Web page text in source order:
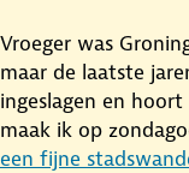
Vroeger was
maar de laatste
ingeslagen en
maak ik op
een fijne